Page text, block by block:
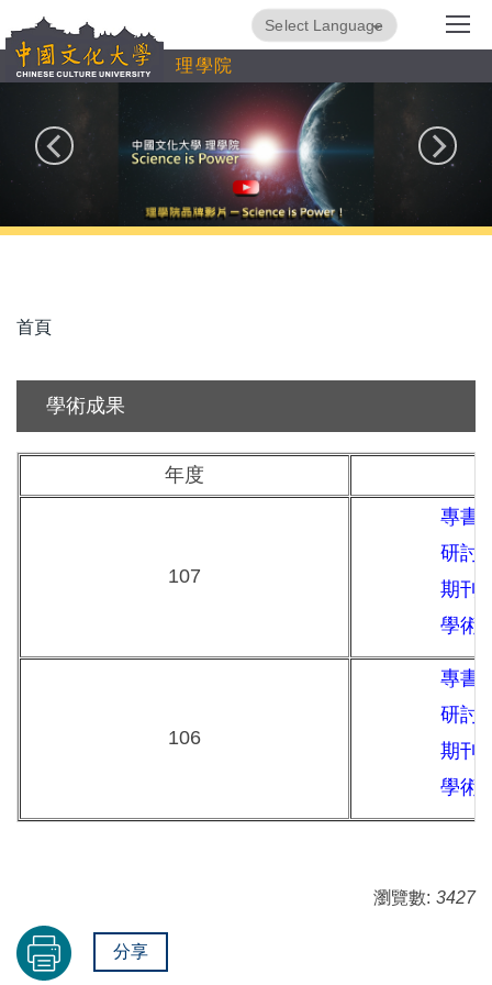
到
主
理學院
Translate
首頁
學術成果
年度
107
專書
研討
期刊
學術
106
專書
研討
期刊
學術
瀏覽數: 3427
分享